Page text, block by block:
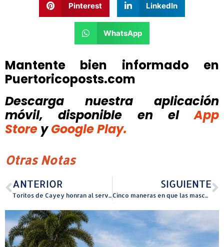
Pinterest LinkedIn
WhatsApp
Mantente bien informado en
Puertoricoposts.com
Descarga nuestra aplicación
móvil, disponible
en el
App
Store y Google Play.
Otras Notas
ANTERIOR
Toritos de Cayey honran al servidor público municipal Fidel Burgos en el inicio de la semifinal
SIGUIENTE
Cinco maneras en que las mascotas ayudan con el estrés y la salud mental